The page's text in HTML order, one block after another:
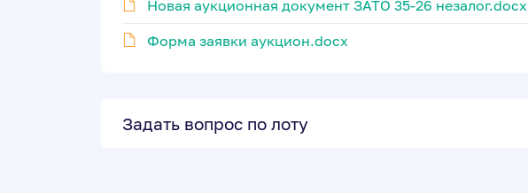
Новая аукционная документ ЗАТО 35-26 незалог.docx
Форма заявки аукцион.docx
Задать вопрос по лоту